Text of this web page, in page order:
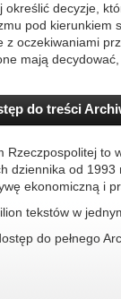
określić decyzje,
pod
z oczekiwaniami
mają decydować,
do treści
Rzeczpospolitej to
dziennika od
ekonomiczną i
tekstów w
do pełnego